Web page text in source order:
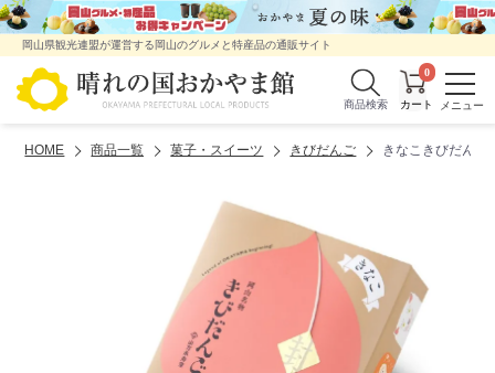
岡山県観光連盟が運営する岡山のグルメと特産品の通販サイト
商品検索
0
HOME 商品一覧 菓子・スイーツ きびだんご きなこきびだんご